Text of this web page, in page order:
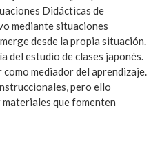
Didácticas de
mediante situaciones
desde la propia situación.
del estudio de clases japonés.
mediador del aprendizaje.
pero ello
que fomenten